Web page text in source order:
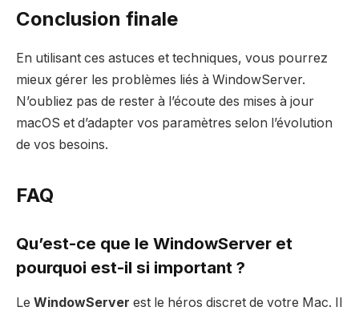
Conclusion finale
En utilisant ces astuces et techniques, vous pourrez
mieux gérer les problèmes liés à WindowServer.
N’oubliez pas de rester à l’écoute des mises à jour
macOS et d’adapter vos paramètres selon l’évolution
de vos besoins.
FAQ
Qu’est-ce que le WindowServer et
pourquoi est-il si important ?
Le WindowServer est le héros discret de votre Mac. Il